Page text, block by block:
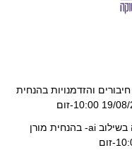
והזדמנויות בהנחית
סדנא- הכנה לראיון עבודה בשילוב ai- בהנחית מורן